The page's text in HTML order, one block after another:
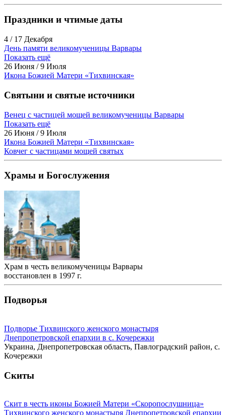
Праздники и чтимые даты
4 / 17 Декабря
День памяти великомученицы Варвары
Показать ещё
26 Июня / 9 Июля
Икона Божией Матери «Тихвинская»
Святыни и святые источники
Венец с частицей мощей великомученицы Варвары
Показать ещё
26 Июня / 9 Июля
Икона Божией Матери «Тихвинская»
Ковчег с частицами мощей святых
Храмы и Богослужения
Храм в честь великомученицы Варвары
восстановлен в 1997 г.
Подворья
Подворье Тихвинского женского монастыря
Днепропетровской епархии в с. Кочережки
Украина, Днепропетровская область, Павлоградский район, с.
Кочережки
Скиты
Скит в честь иконы Божией Матери «Скоропослушница»
Тихвинского женского монастыря Днепропетровской епархии